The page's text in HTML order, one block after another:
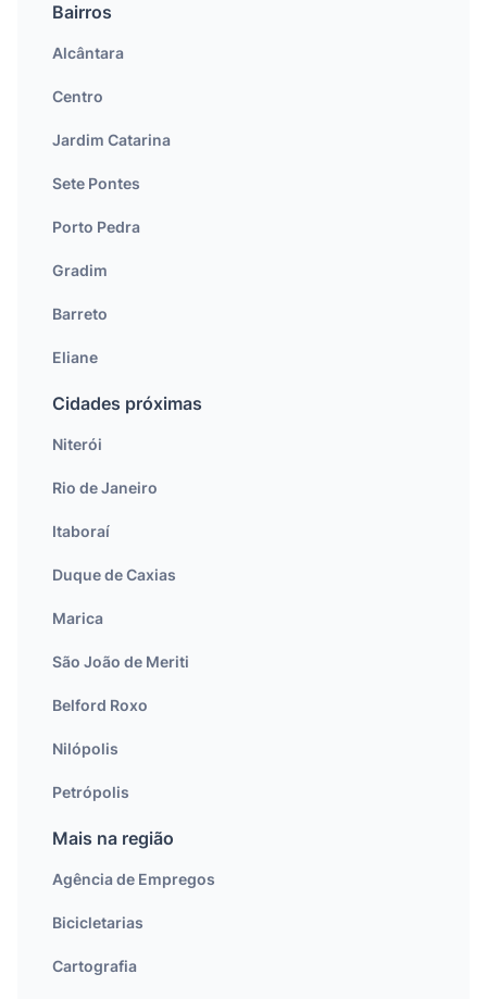
Bairros
Alcântara
Centro
Jardim Catarina
Sete Pontes
Porto Pedra
Gradim
Barreto
Eliane
Cidades próximas
Niterói
Rio de Janeiro
Itaboraí
Duque de Caxias
Marica
São João de Meriti
Belford Roxo
Nilópolis
Petrópolis
Mais na região
Agência de Empregos
Bicicletarias
Cartografia